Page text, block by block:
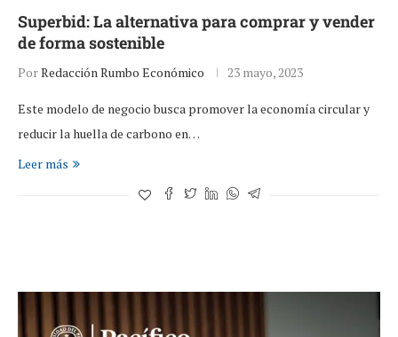
Superbid: La alternativa para comprar y vender
de forma sostenible
PorRedacción Rumbo Económico 23 mayo, 2023
Este modelo de negocio busca promover la economía circular y
reducir la huella de carbono en…
Leer más